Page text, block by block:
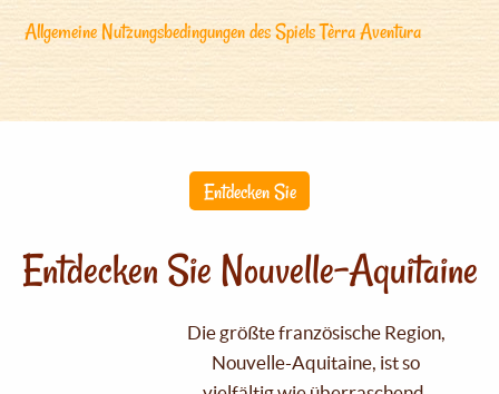
Allgemeine Nutzungsbedingungen des Spiels Tèrra Aventura
Entdecken Sie
Entdecken Sie Nouvelle-Aquitaine
Die größte französische Region,
Nouvelle-Aquitaine, ist so